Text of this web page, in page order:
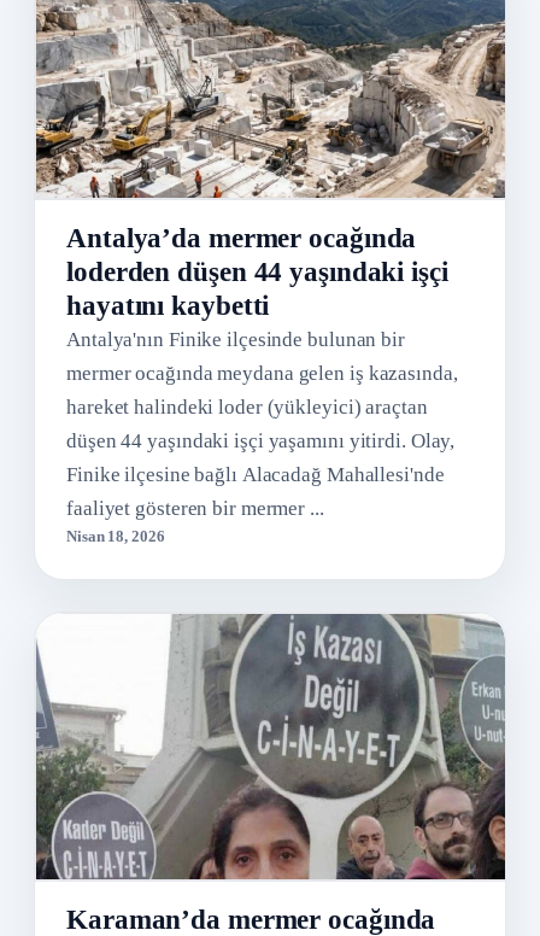
Antalya’da mermer ocağında
loderden düşen 44 yaşındaki işçi
hayatını kaybetti
Antalya'nın Finike ilçesinde bulunan bir
mermer ocağında meydana gelen iş kazasında,
hareket halindeki loder (yükleyici) araçtan
düşen 44 yaşındaki işçi yaşamını yitirdi. Olay,
Finike ilçesine bağlı Alacadağ Mahallesi'nde
faaliyet gösteren bir mermer ...
Nisan 18, 2026
Karaman’da mermer ocağında